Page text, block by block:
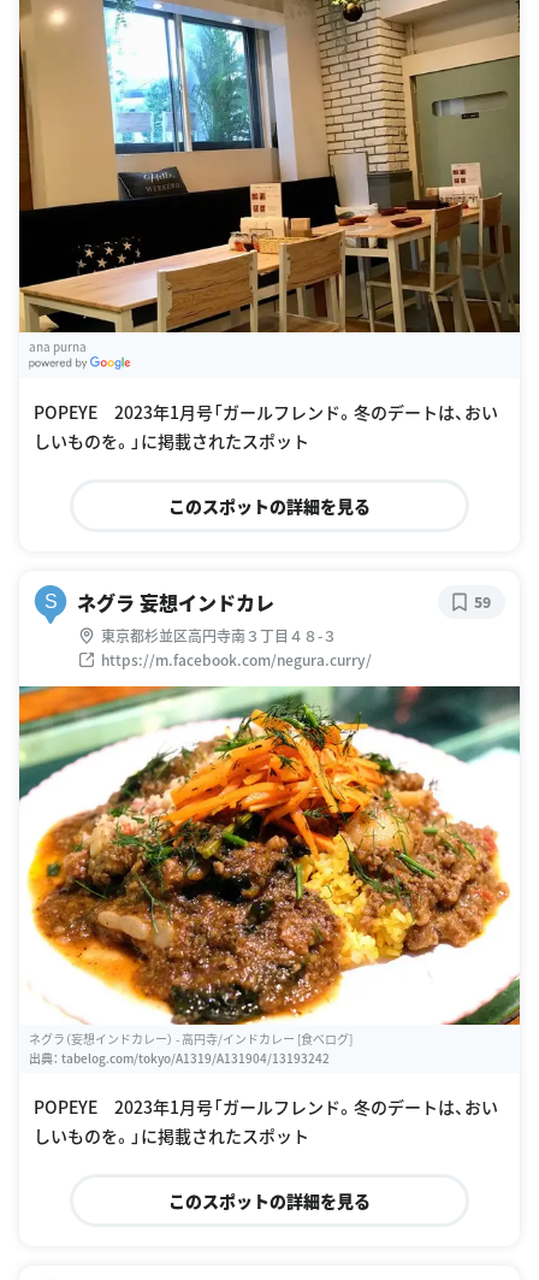
ana purna
POPEYE 2023年1月号「ガールフレンド。冬のデートは、おい
しいものを。」に掲載されたスポット
このスポットの詳細を見る
S ネグラ 妄想インドカレ
東京都杉並区高円寺南３丁目４８-３
https://m.facebook.com/negura.curry/
59
ネグラ（妄想インドカレー） - 高円寺/インドカレー [食べログ]
出典： tabelog.com/tokyo/A1319/A131904/13193242
POPEYE 2023年1月号「ガールフレンド。冬のデートは、おい
しいものを。」に掲載されたスポット
このスポットの詳細を見る